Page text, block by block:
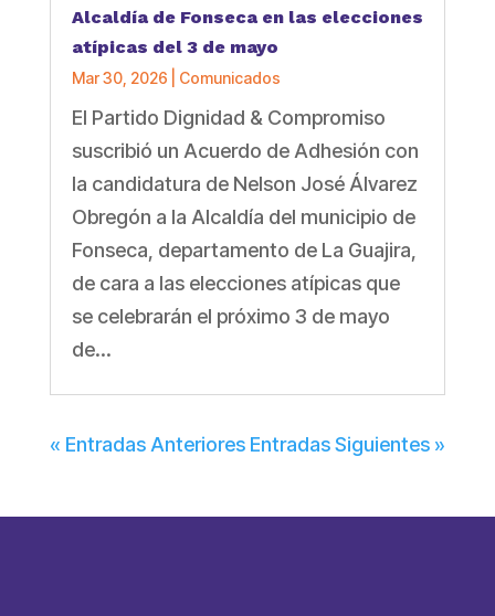
Alcaldía de Fonseca en las elecciones
atípicas del 3 de mayo
Mar 30, 2026 Comunicados
El Partido Dignidad & Compromiso
suscribió un Acuerdo de Adhesión con
la candidatura de Nelson José Álvarez
Obregón a la Alcaldía del municipio de
Fonseca, departamento de La Guajira,
de cara a las elecciones atípicas que
se celebrarán el próximo 3 de mayo
de...
« Entradas Anteriores Entradas Siguientes »